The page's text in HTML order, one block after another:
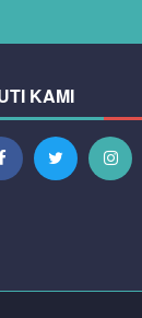
KAMI